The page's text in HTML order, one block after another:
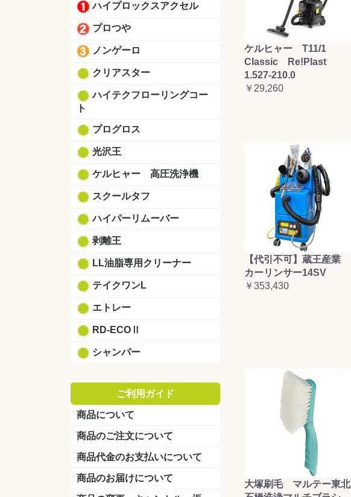
ハイプロックスアクセル
プロつや
ノンゲーロ
クリアスター
ハイテクフローリングコー
ト
プログロス
光沢王
ケルヒャー 高圧洗浄機
スクールタフ
ハイパーリムーバー
剥離王
LL油脂専用クリーナー
テイクワンL
エトレー
RD-ECOⅡ
シャンパー
ご利用ガイド
商品について
商品のご注文について
商品代金のお支払いについて
商品のお届けについて
ケルヒャー T11/1
Classic Re!Plast
1.527-210.0
￥29,260
【代引不可】蔵王産業
カーリンサー14SV
￥353,430
大塚刷毛 マルテー東北